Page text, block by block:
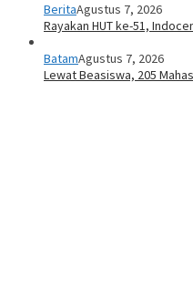
BeritaAgustus 7, 2026
Rayakan HUT ke-51,
BatamAgustus 7, 2026
Lewat Beasiswa, 205